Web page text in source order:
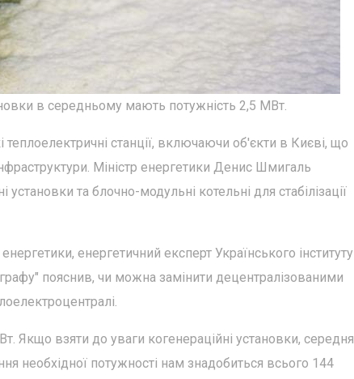
в середньому мають потужність 2,5 МВт.
теплоелектричні станції, включаючи об'єкти в Києві, що
Міністр енергетики Денис Шмигаль
та блочно-модульні котельні для стабілізації
енергетичний експерт Українського інституту
пояснив, чи можна замінити децентралізованими
Якщо взяти до уваги когенераційні установки, середня
необхідної потужності нам знадобиться всього 144